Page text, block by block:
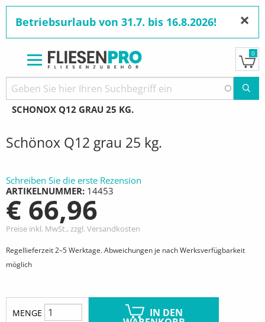
zum
Inhalt
Betriebsurlaub von 31.7. bis 16.8.2026! ×
0
Pfadnavigation
STARTSEITE PRODUKTE FLIESENKLEBER
SCHÖNOX
AKTUELL:
SCHÖNOX Q12 GRAU 25 KG.
Schönox Q12 grau 25 kg.
Schreiben Sie die erste Rezension
ARTIKELNUMMER 14453
€ 66,96
Preise inkl. MwSt., zzgl. Versandkosten
Regellieferzeit 2–5 Werktage. Abweichungen je nach Werksverfügbarkeit
möglich
MENGE IN DEN